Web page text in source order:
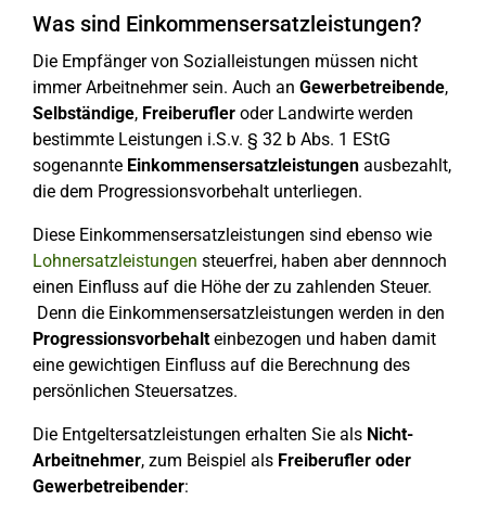
Was sind Einkommensersatzleistungen?
Die Empfänger von Sozialleistungen müssen nicht
immer Arbeitnehmer sein. Auch an Gewerbetreibende,
Selbständige, Freiberufler oder Landwirte werden
bestimmte Leistungen i.S.v. § 32 b Abs. 1 EStG
sogenannte Einkommensersatzleistungen ausbezahlt,
die dem Progressionsvorbehalt unterliegen.
Diese Einkommensersatzleistungen sind ebenso wie
Lohnersatzleistungen steuerfrei, haben aber dennnoch
einen Einfluss auf die Höhe der zu zahlenden Steuer.
Denn die Einkommensersatzleistungen werden in den
Progressionsvorbehalteinbezogen und haben damit
eine gewichtigen Einfluss auf die Berechnung des
persönlichen Steuersatzes.
Die Entgeltersatzleistungen erhalten Sie als Nicht-
Arbeitnehmer, zum Beispiel als Freiberufler oder
Gewerbetreibender: